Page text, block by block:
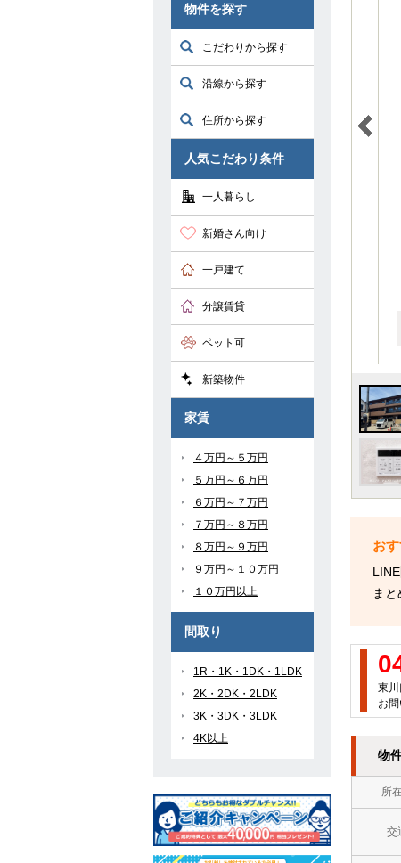
ま
東
お
物
所
交
物件を探す
こだわりから探す
沿線から探す
住所から探す
人気こだわり条件
一人暮らし
新婚さん向け
一戸建て
分譲賃貸
ペット可
新築物件
家賃
４万円～５万円
５万円～６万円
６万円～７万円
７万円～８万円
８万円～９万円
９万円～１０万円
１０万円以上
間取り
1R・1K・1DK・1LDK
2K・2DK・2LDK
3K・3DK・3LDK
4K以上